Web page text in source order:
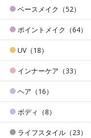
ベースメイク（52）
ポイントメイク（64）
UV（18）
インナーケア（33）
ヘア（16）
ボディ（8）
ライフスタイル（23）